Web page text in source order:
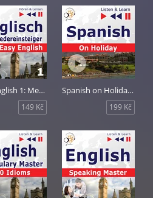
Easy English 1: Menschen
149 Kč
Spanish on Holiday: De vacaciones
199 Kč